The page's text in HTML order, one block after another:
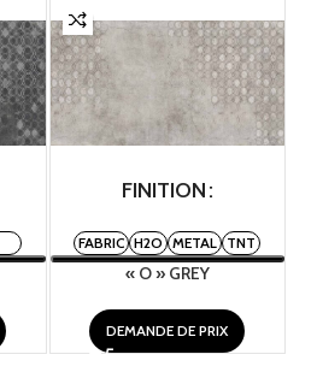
FINITION
FABRIC H2O METAL TNT
« O » GREY
DEMANDE DE PRIX